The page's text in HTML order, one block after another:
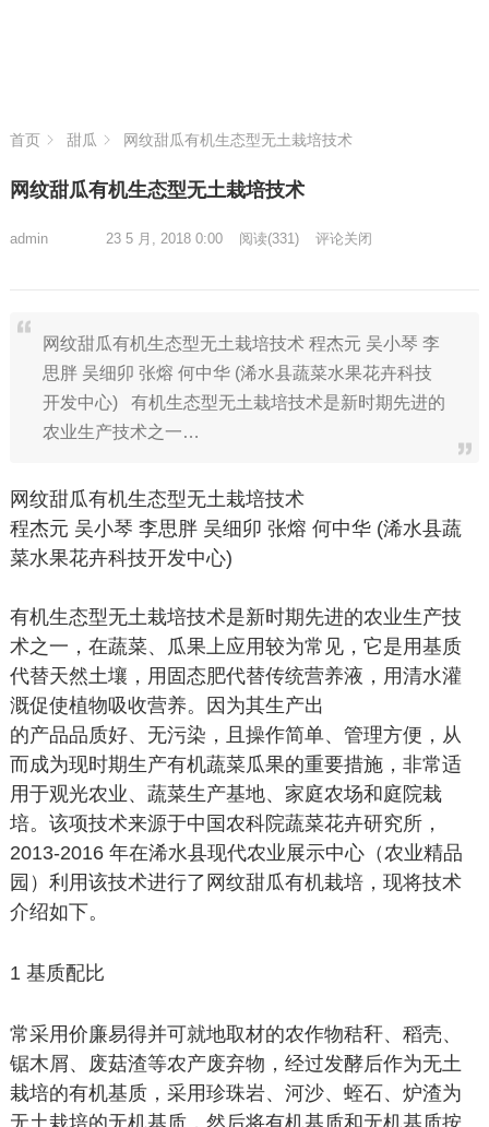
首页 甜瓜 网纹甜瓜有机生态型无土栽培技术
网纹甜瓜有机生态型无土栽培技术
admin 23 5 月, 2018 0:00 阅读(331) 评论关闭
网纹甜瓜有机生态型无土栽培技术 程杰元 吴小琴 李
思胖 吴细卯 张熔 何中华 (浠水县蔬菜水果花卉科技
开发中心) 有机生态型无土栽培技术是新时期先进的
农业生产技术之一…
网纹甜瓜有机生态型无土栽培技术
程杰元 吴小琴 李思胖 吴细卯 张熔 何中华 (浠水县蔬
菜水果花卉科技开发中心)
有机生态型无土栽培技术是新时期先进的农业生产技
术之一，在蔬菜、瓜果上应用较为常见，它是用基质
代替天然土壤，用固态肥代替传统营养液，用清水灌
溉促使植物吸收营养。因为其生产出
的产品品质好、无污染，且操作简单、管理方便，从
而成为现时期生产有机蔬菜瓜果的重要措施，非常适
用于观光农业、蔬菜生产基地、家庭农场和庭院栽
培。该项技术来源于中国农科院蔬菜花卉研究所，
2013-2016 年在浠水县现代农业展示中心（农业精品
园）利用该技术进行了网纹甜瓜有机栽培，现将技术
介绍如下。
1 基质配比
常采用价廉易得并可就地取材的农作物秸秆、稻壳、
锯木屑、废菇渣等农产废弃物，经过发酵后作为无土
栽培的有机基质，采用珍珠岩、河沙、蛭石、炉渣为
无土栽培的无机基质，然后将有机基质和无机基质按